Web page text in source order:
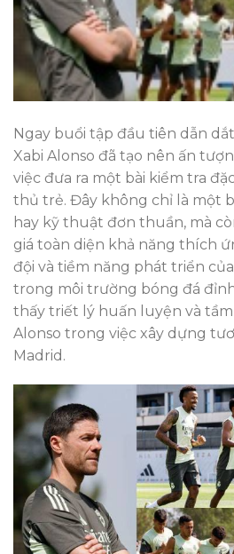
Ngay buổi tập đầu tiên dẫn
Xabi Alonso đã tạo nên ấn
việc đưa ra một bài kiểm tra
thủ trẻ. Đây không chỉ là một
hay kỹ thuật đơn thuần, mà
giá toàn diện khả năng thích
đội và tiềm năng phát triển
trong môi trường bóng đá đỉnh
thấy triết lý huấn luyện và
Alonso trong việc xây dựng
Madrid.